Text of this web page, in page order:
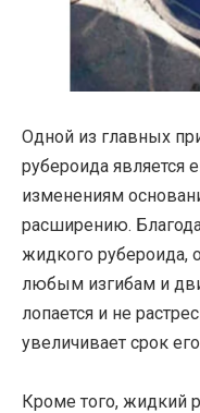
Одной из главных
рубероида является
изменениям
расширению.
жидкого рубероида,
любым изгибам и
лопается и не
увеличивает срок
Кроме того, жидкий